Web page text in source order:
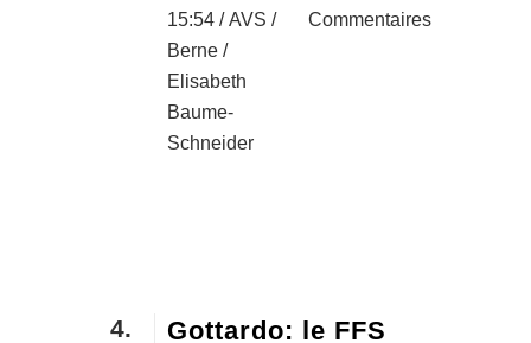
15:54 /AVS /
Berne /
Elisabeth
Baume-
Schneider
Commentaires
4.
Gottardo: le FFS